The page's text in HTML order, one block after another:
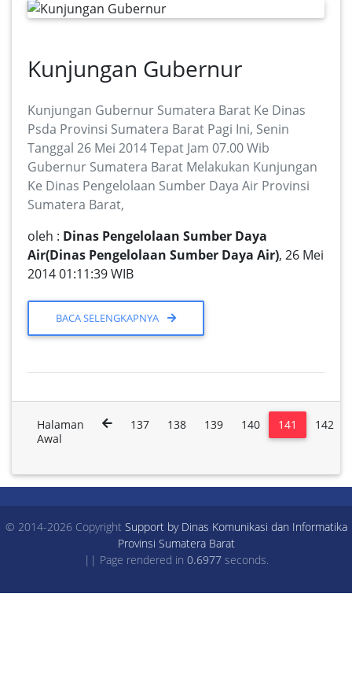
Kunjungan Gubernur
Kunjungan Gubernur Sumatera Barat Ke Dinas
Psda Provinsi Sumatera Barat Pagi Ini, Senin
Tanggal 26 Mei 2014 Tepat Jam 07.00 Wib
Gubernur Sumatera Barat Melakukan Kunjungan
Ke Dinas Pengelolaan Sumber Daya Air Provinsi
Sumatera Barat,
oleh : Dinas Pengelolaan Sumber Daya
Air(Dinas Pengelolaan Sumber Daya Air), 26 Mei
2014 01:11:39 WIB
BACA SELENGKAPNYA
Halaman
Awal
137 138 139 140 141 142
© 2014-2026 Copyright Support by Dinas Komunikasi dan Informatika
Provinsi Sumatera Barat
|| Page rendered in 0.6977seconds.